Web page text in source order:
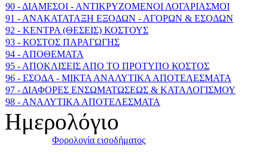
90 - ΔΙΑΜΕΣΟΙ - ΑΝΤΙΚΡΥΖΟΜΕΝΟΙ ΛΟΓΑΡΙΑΣΜΟΙ
91 - ΑΝΑΚΑΤΑΤΑΞΗ ΕΞΟΔΩΝ - ΑΓΟΡΩΝ & ΕΣΟΔΩΝ
92 - ΚΕΝΤΡΑ (ΘΕΣΕΙΣ) ΚΟΣΤΟΥΣ
93 - ΚΟΣΤΟΣ ΠΑΡΑΓΩΓΗΣ
94 - ΑΠΟΘΕΜΑΤΑ
95 - ΑΠΟΚΛΙΣΕΙΣ ΑΠΟ ΤΟ ΠΡΟΤΥΠΟ ΚΟΣΤΟΣ
96 - ΕΣΟΔΑ - ΜΙΚΤΑ ΑΝΑΛΥΤΙΚΑ ΑΠΟΤΕΛΕΣΜΑΤΑ
97 - ΔΙΑΦΟΡΕΣ ΕΝΣΩΜΑΤΩΣΕΩΣ & ΚΑΤΑΛΟΓΙΣΜΟΥ
98 - ΑΝΑΛΥΤΙΚΑ ΑΠΟΤΕΛΕΣΜΑΤΑ
Ημερολόγιο
Φορολογία εισοδήματος